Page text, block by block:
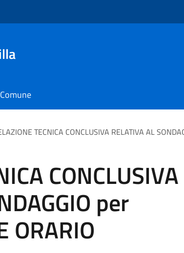
TECNICA CONCLUSIVA RELATIVA AL
CONCLUSIVA
per
ORARIO